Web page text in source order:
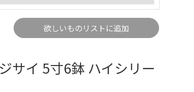
欲しいものリストに追加
イ 5寸6鉢 ハイシリー